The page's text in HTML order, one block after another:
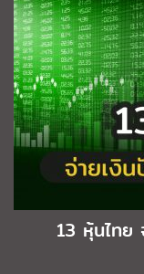
13 หุ้นไทย